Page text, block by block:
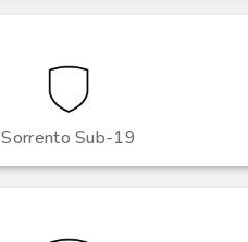
Sorrento Sub-19